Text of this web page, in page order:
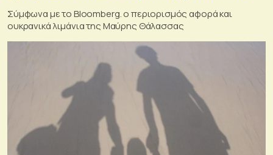
Σύμφωνα με το Bloomberg. ο περιορισμός αφορά και
ουκρανικά λιμάνια της Μαύρης Θάλασσας